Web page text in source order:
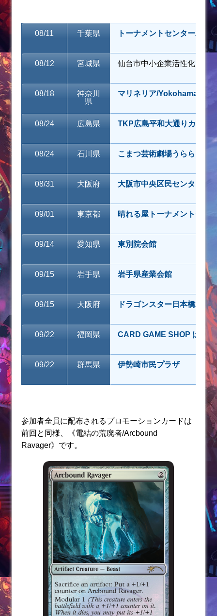
08/11 千葉県 トーナメントセンターバト
08/12 宮城県 仙台市中小企業活性化セン
08/18
神奈川
県
マリネリア/Yokohama
08/24 広島県 TKP広島平和大通りカンフ
08/24 石川県 こまつ芸術劇場うらら
08/31 大阪府 大阪市中央区民センター
09/01 東京都 晴れる屋トーナメントセン
09/14 愛知県 東別院会館
09/15 岩手県 岩手県産業会館
09/15 大阪府 ドラゴンスター日本橋2号店
09/22 福岡県 CARD GAME SHOP ばぶる
09/22 群馬県 伊勢崎市民プラザ
参加者全員に配布されるプロモーションカードは
前回と同様、《電結の荒廃者/Arcbound
Ravager》です。